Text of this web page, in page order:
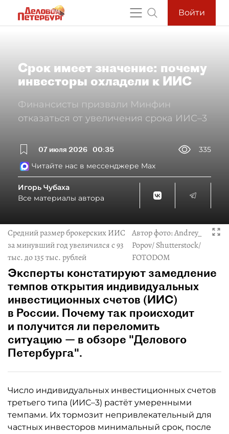
Войти
Срок имеет значение: почему
инвесторы охладели к ИИС
Финансисты призвали Минфин
отказаться от увеличения срока ИИС–3
07 июля 2026 00:35
335
Читайте нас в мессенджере Max
Игорь Чубаха
Все материалы автора
Средний размер брокерских ИИС
за минувший год увеличился с 93
тыс. до 135 тыс. рублей
Автор фото:Andrey_
Popov/ Shutterstock/
FOTODOM
Эксперты констатируют замедление
темпов открытия индивидуальных
инвестиционных счетов (ИИС)
в России. Почему так происходит
и получится ли переломить
ситуацию — в обзоре "Делового
Петербурга".
Число индивидуальных инвестиционных счетов
третьего типа (ИИС–3) растёт умеренными
темпами. Их тормозит непривлекательный для
частных инвесторов минимальный срок, после